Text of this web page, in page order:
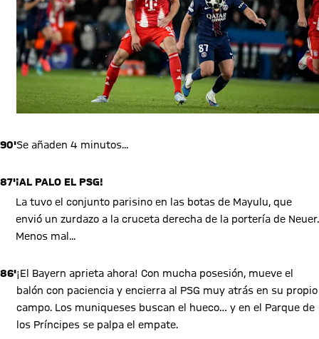
90'Se añaden 4 minutos...
87'¡AL PALO EL PSG!
La tuvo el conjunto parisino en las botas de Mayulu, que
envió un zurdazo a la cruceta derecha de la portería de Neuer.
Menos mal...
86'¡El Bayern aprieta ahora! Con mucha posesión, mueve el
balón con paciencia y encierra al PSG muy atrás en su propio
campo. Los muniqueses buscan el hueco… y en el Parque de
los Príncipes se palpa el empate.